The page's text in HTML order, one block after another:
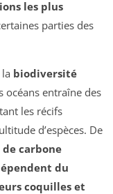
les plus
parties des
biodiversité
océans entraîne des
les récifs
d’espèces. De
carbone
du
coquilles et